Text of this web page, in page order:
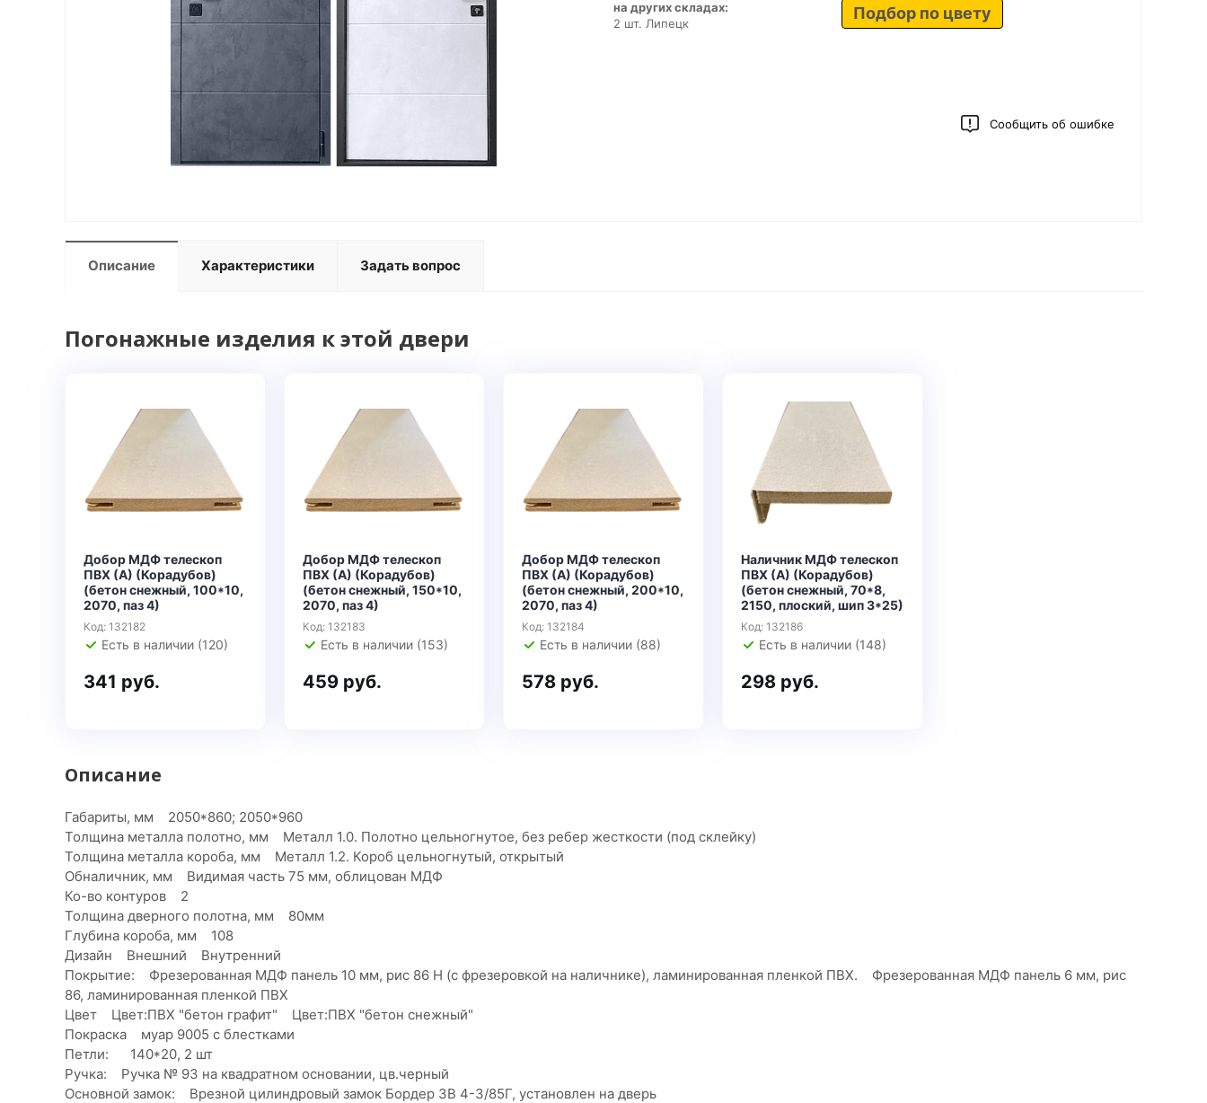
на других складах:
2 шт. Липецк
Подбор по цвету
Сообщить об ошибке
Описание Характеристики Задать вопрос
Погонажные изделия к этой двери
Добор МДФ телескоп
ПВХ (А) (Корадубов)
(бетон снежный, 100*10,
2070, паз 4)
Код: 132182
Есть в наличии (120)
341 руб.
Добор МДФ телескоп
ПВХ (А) (Корадубов)
(бетон снежный, 150*10,
2070, паз 4)
Код: 132183
Есть в наличии (153)
459 руб.
Добор МДФ телескоп
ПВХ (А) (Корадубов)
(бетон снежный, 200*10,
2070, паз 4)
Код: 132184
Есть в наличии (88)
578 руб.
Наличник МДФ телескоп
ПВХ (А) (Корадубов)
(бетон снежный, 70*8,
2150, плоский, шип 3*25)
Код: 132186
Есть в наличии (148)
298 руб.
Описание
Габариты, мм 2050*860; 2050*960
Толщина металла полотно, мм Металл 1.0. Полотно цельногнутое, без ребер жесткости (под склейку)
Толщина металла короба, мм Металл 1.2. Короб цельногнутый, открытый
Обналичник, мм Видимая часть 75 мм, облицован МДФ
Ко-во контуров 2
Толщина дверного полотна, мм 80мм
Глубина короба, мм 108
Дизайн Внешний Внутренний
Покрытие: Фрезерованная МДФ панель 10 мм, рис 86 Н (с фрезеровкой на наличнике), ламинированная пленкой ПВХ. Фрезерованная МДФ панель 6 мм, рис
86, ламинированная пленкой ПВХ
Цвет Цвет:ПВХ "бетон графит" Цвет:ПВХ "бетон снежный"
Покраска муар 9005 с блестками
Петли: 140*20, 2 шт
Ручка: Ручка № 93 на квадратном основании, цв.черный
Основной замок: Врезной цилиндровый замок Бордер ЗВ 4-3/85Г, установлен на дверь